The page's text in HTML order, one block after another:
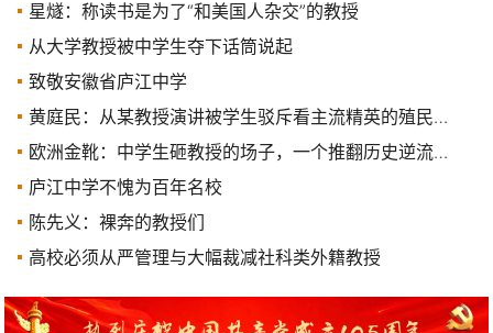
星燧：称读书是为了“和美国人杂交”的教授
从大学教授被中学生夺下话筒说起
致敬安徽省庐江中学
黄庭民：​从某教授演讲被学生驳斥看主流精英的殖民意识形态
欧洲金靴：​中学生砸教授的场子，一个推翻历史逆流的觉醒壮举
庐江中学不愧为百年名校
陈先义：裸奔的教授们
高校必须从严管理与大幅裁减社科类外籍教授